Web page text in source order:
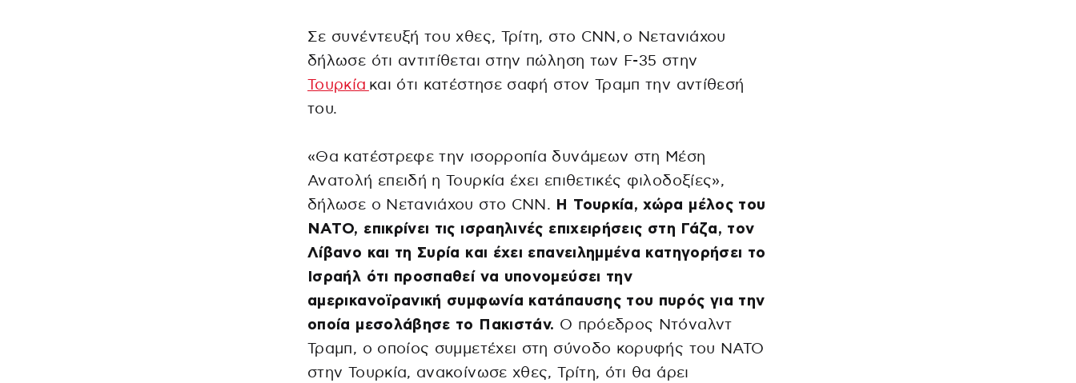
Σε συνέντευξή του χθες, Τρίτη, στο CNN, ο Νετανιάχου
δήλωσε ότι αντιτίθεται στην πώληση των F-35 στην
Τουρκία και ότι κατέστησε σαφή στον Τραμπ την αντίθεσή
του.
«Θα κατέστρεφε την ισορροπία δυνάμεων στη Μέση
Ανατολή επειδή η Τουρκία έχει επιθετικές φιλοδοξίες»,
δήλωσε ο Νετανιάχου στο CNN. Η Τουρκία, χώρα μέλος του
ΝΑΤΟ, επικρίνει τις ισραηλινές επιχειρήσεις στη Γάζα, τον
Λίβανο και τη Συρία και έχει επανειλημμένα κατηγορήσει το
Ισραήλ ότι προσπαθεί να υπονομεύσει την
αμερικανοϊρανική συμφωνία κατάπαυσης του πυρός για την
οποία μεσολάβησε το Πακιστάν. Ο πρόεδρος Ντόναλντ
Τραμπ, ο οποίος συμμετέχει στη σύνοδο κορυφής του ΝΑΤΟ
στην Τουρκία, ανακοίνωσε χθες, Τρίτη, ότι θα άρει